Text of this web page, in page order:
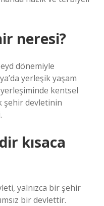
neresi?
dönemiyle
yerleşik yaşam
kentsel
şehir devletinin
kısaca
yalnızca bir şehir
bir devlettir.